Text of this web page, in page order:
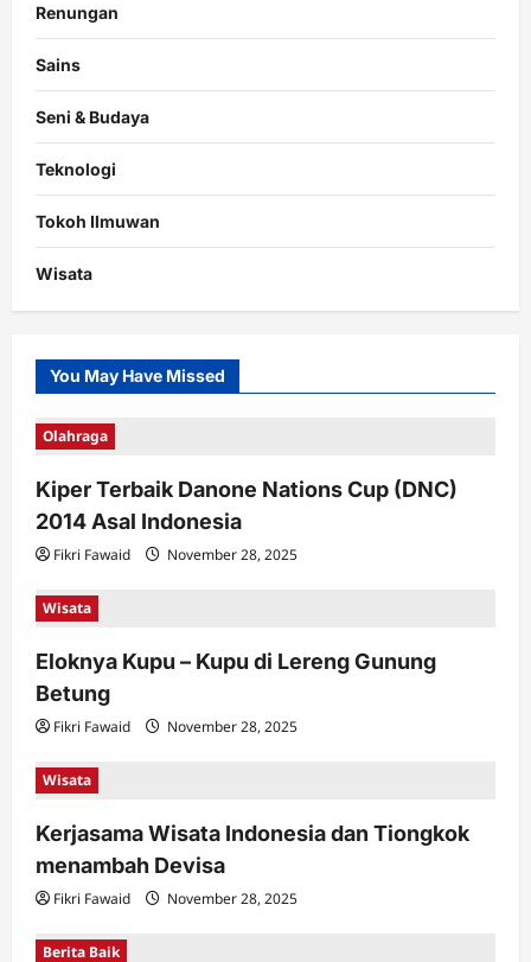
Renungan
Sains
Seni & Budaya
Teknologi
Tokoh Ilmuwan
Wisata
You May Have Missed
Olahraga
Kiper Terbaik Danone Nations Cup (DNC)
2014 Asal Indonesia
Fikri Fawaid November 28, 2025
Wisata
Eloknya Kupu – Kupu di Lereng Gunung
Betung
Fikri Fawaid November 28, 2025
Wisata
Kerjasama Wisata Indonesia dan Tiongkok
menambah Devisa
Fikri Fawaid November 28, 2025
Berita Baik